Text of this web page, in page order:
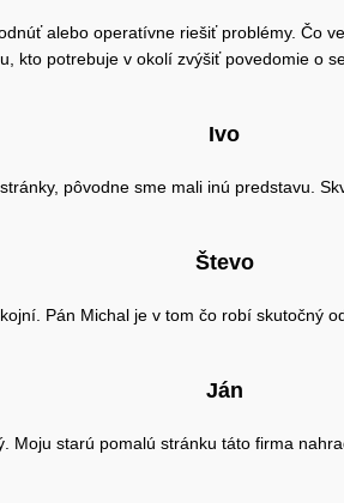
alebo operatívne riešiť problémy. Čo
kto potrebuje v okolí zvýšiť povedomie o
Ivo
pôvodne sme mali inú predstavu.
Števo
Pán Michal je v tom čo robí skutočný
Ján
Moju starú pomalú stránku táto firma